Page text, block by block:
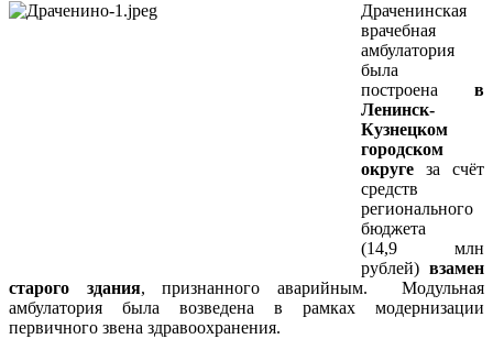
Драченинская
врачебная
амбулатория
была
построена в
Ленинск-
Кузнецком
городском
округе за счёт
средств
регионального
бюджета
(14,9 млн
рублей) взамен
старого здания, признанного аварийным. Модульная
амбулатория была возведена в рамках модернизации
первичного звена здравоохранения.